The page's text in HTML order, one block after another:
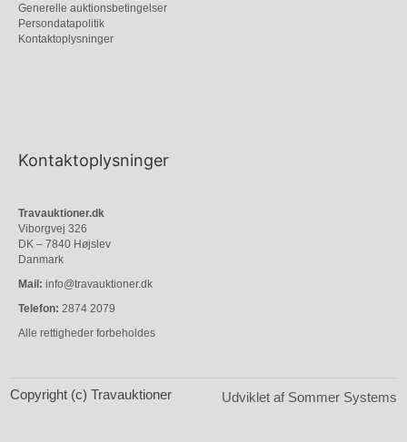
Generelle auktionsbetingelser
Persondatapolitik
Kontaktoplysninger
Kontaktoplysninger
Travauktioner.dk
Viborgvej 326
DK – 7840 Højslev
Danmark
Mail: info@travauktioner.dk
Telefon: 2874 2079
Alle rettigheder forbeholdes
Copyright (c) Travauktioner Udviklet af Sommer Systems